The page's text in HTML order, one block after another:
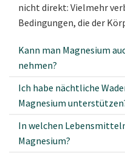
nicht direkt: Vielmehr
Bedingungen, die der
Kann man Magnesium
nehmen?
Ich habe nächtliche
Magnesium
In welchen
Magnesium?